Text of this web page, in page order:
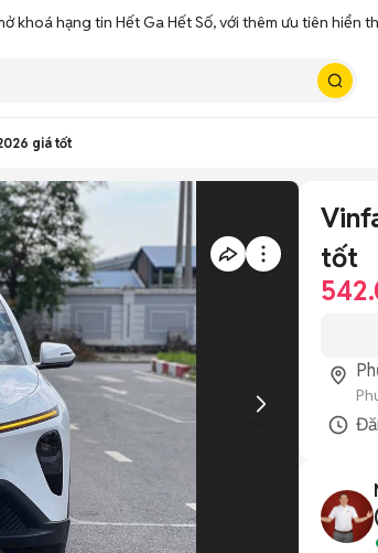
khoá hạng tin Hết Ga Hết Số, với thêm ưu tiên hiển
giá tốt
tốt